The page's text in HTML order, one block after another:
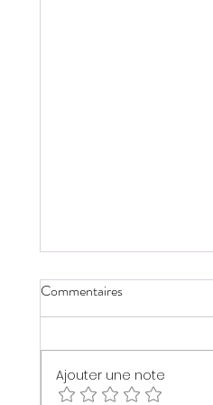
Commentaires
Ajouter une note